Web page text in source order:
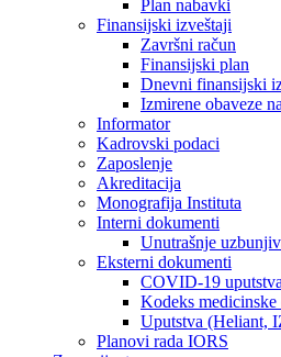
Plan nabavki
Finansijski izveštaji
Završni račun
Finansijski plan
Dnevni finansijski
Izmirene obaveze
Informator
Kadrovski podaci
Zaposlenje
Akreditacija
Monografija Instituta
Interni dokumenti
Unutrašnje
Eksterni dokumenti
COVID-19 uputstva
Kodeks medicinske
Uputstva (Heliant,
Planovi rada IORS